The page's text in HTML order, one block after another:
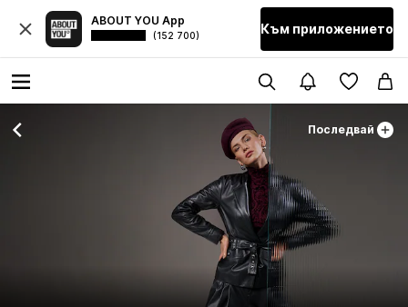
ABOUT YOU App
(152 700) Към приложението
Последвай